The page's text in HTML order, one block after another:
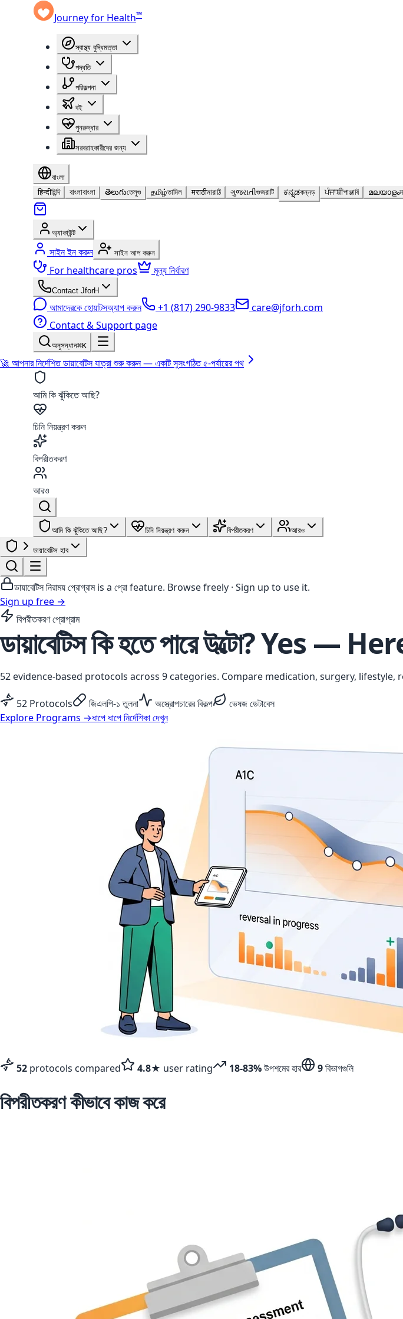
Journey for Health™
স্বাস্থ্য বুদ্ধিমত্তা
পদ্ধতি
পরিকল্পনা
বই
পুনরুদ্ধার
সরবরাহকারীদের জন্য
বাংলা
हिन्दीহিন্দি বাংলাবাংলা తెలుగుতেলুগু தமிழ்তামিল मराठीমারাঠি ગુજરાતીগুজরাটি ಕನ್ನಡকন্নড় ਪੰਜਾਬੀপাঞ্জাবি മലയാളം
অ্যাকাউন্ট
সাইন ইন করুন সাইন আপ করুন
For healthcare pros মূল্য নির্ধারণ
Contact JforH
আমাদেরকে হোয়াটসঅ্যাপ করুন +1 (817) 290-9833
care@jforh.com
Contact & Support page
অনুসন্ধান⌘K
🚀 আপনার নির্দেশিত ডায়াবেটিস যাত্রা শুরু করুন — একটি সুসংগঠিত ৫-পর্যায়ের পথ
আমি কি ঝুঁকিতে আছি?
চিনি নিয়ন্ত্রণ করুন
বিপরীতকরণ
আরও
আমি কি ঝুঁকিতে আছি? চিনি নিয়ন্ত্রণ করুন বিপরীতকরণ আরও
ডায়াবেটিস হাব
ডায়াবেটিস নিরাময় প্রোগ্রামis a প্রোfeature. Browse freely · Sign up to use it.
Sign up free →
বিপরীতকরণ প্রোগ্রাম
ডায়াবেটিস কি হতে পারেউল্টো?Yes —
52 evidence-based protocols across 9 categories. Compare medication, surgery,
52 Protocols জিএলপি-১ তুলনা অস্ত্রোপচারের বিকল্প
ভেষজ ডেটাবেস
Explore Programs →ধাপে ধাপে নির্দেশিকা দেখুন
52 protocols compared 4.8★ user rating 18-83%উপশমের হার 9বিভাগগুলি
বিপরীতকরণ কীভাবে কাজ করে